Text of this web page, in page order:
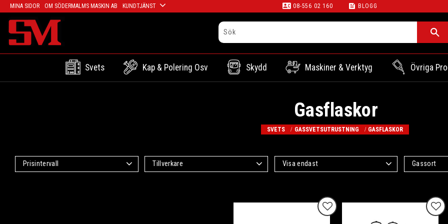
MINA SIDOR OM SÖDERMALMS MASKIN AB KUNDTJÄNST contact_phone 08-556 02 160 feed BLOGG
Svets Kap & Polering Osv Skydd Maskiner & Verktyg Övriga
Gasflaskor
SVETS GASSVETSUTRUSTNING GASFLASKOR
Prisintervall Tillverkare Visa endast Gassort
Acetylen 2
Visa fler
Lägg till i favoriter